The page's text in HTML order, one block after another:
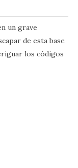
un grave
de esta base
los códigos